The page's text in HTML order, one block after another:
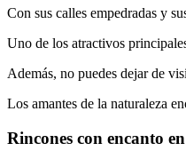
Con sus calles empedradas y
Uno de los atractivos
Además, no puedes dejar de
Los amantes de la naturaleza
Rincones con encanto